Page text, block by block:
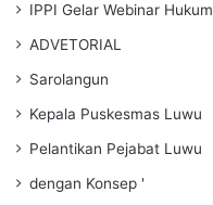
IPPI Gelar Webinar Hukum
ADVETORIAL
Sarolangun
Kepala Puskesmas Luwu
Pelantikan Pejabat Luwu
dengan Konsep '